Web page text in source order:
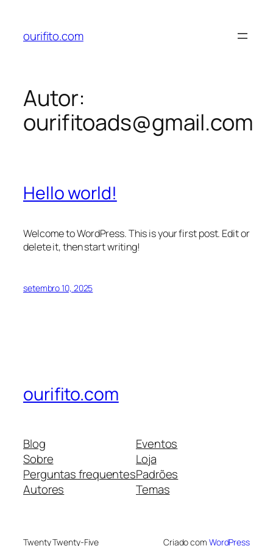
ourifito.com
Autor:
ourifitoads@gmail.com
Hello world!
Welcome to WordPress. This is your first post. Edit or
delete it, then start writing!
setembro 10, 2025
ourifito.com
Blog
Sobre
Perguntas frequentes
Autores
Eventos
Loja
Padrões
Temas
Twenty Twenty-Five Criado com WordPress